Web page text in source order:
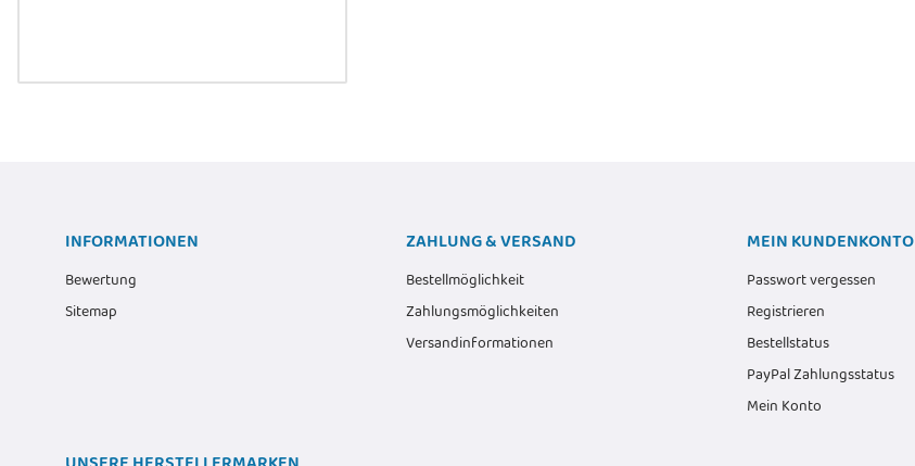
INFORMATIONEN
Bewertung
Sitemap
ZAHLUNG & VERSAND
Bestellmöglichkeit
Zahlungsmöglichkeiten
Versandinformationen
MEIN KUNDENKONTO
Passwort vergessen
Registrieren
Bestellstatus
PayPal Zahlungsstatus
Mein Konto